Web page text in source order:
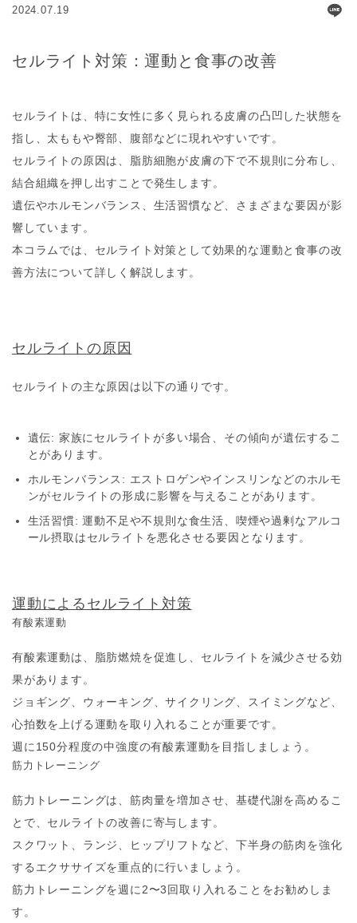
2024.07.19
セルライト対策：運動と食事の改善
セルライトは、特に女性に多く見られる皮膚の凸凹した状態を
指し、太ももや臀部、腹部などに現れやすいです。
セルライトの原因は、脂肪細胞が皮膚の下で不規則に分布し、
結合組織を押し出すことで発生します。
遺伝やホルモンバランス、生活習慣など、さまざまな要因が影
響しています。
本コラムでは、セルライト対策として効果的な運動と食事の改
善方法について詳しく解説します。
セルライトの原因
セルライトの主な原因は以下の通りです。
遺伝: 家族にセルライトが多い場合、その傾向が遺伝するこ
とがあります。
ホルモンバランス : エストロゲンやインスリンなどのホルモ
ンがセルライトの形成に影響を与えることがあります。
生活習慣: 運動不足や不規則な食生活、喫煙や過剰なアルコ
ール摂取はセルライトを悪化させる要因となります。
運動によるセルライト対策
有酸素運動
有酸素運動は、脂肪燃焼を促進し、セルライトを減少させる効
果があります。
ジョギング、ウォーキング、サイクリング、スイミングなど、
心拍数を上げる運動を取り入れることが重要です。
週に150分程度の中強度の有酸素運動を目指しましょう。
筋力トレーニング
筋力トレーニングは、筋肉量を増加させ、基礎代謝を高めるこ
とで、セルライトの改善に寄与します。
スクワット、ランジ、ヒップリフトなど、下半身の筋肉を強化
するエクササイズを重点的に行いましょう。
筋力トレーニングを週に2〜3回取り入れることをお勧めしま
す。